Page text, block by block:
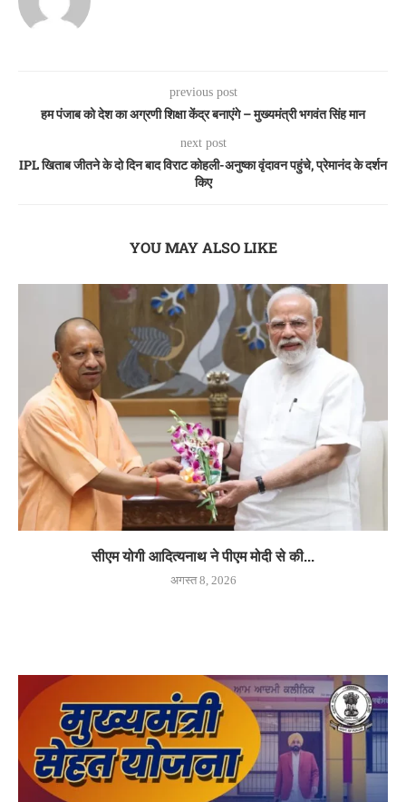
previous post
हम पंजाब को देश का अग्रणी शिक्षा केंद्र बनाएंगे – मुख्यमंत्री भगवंत सिंह मान
next post
IPL खिताब जीतने के दो दिन बाद विराट कोहली-अनुष्का वृंदावन पहुंचे, प्रेमानंद के दर्शन
किए
YOU MAY ALSO LIKE
सीएम योगी आदित्यनाथ ने पीएम मोदी से की...
अगस्त 8, 2026